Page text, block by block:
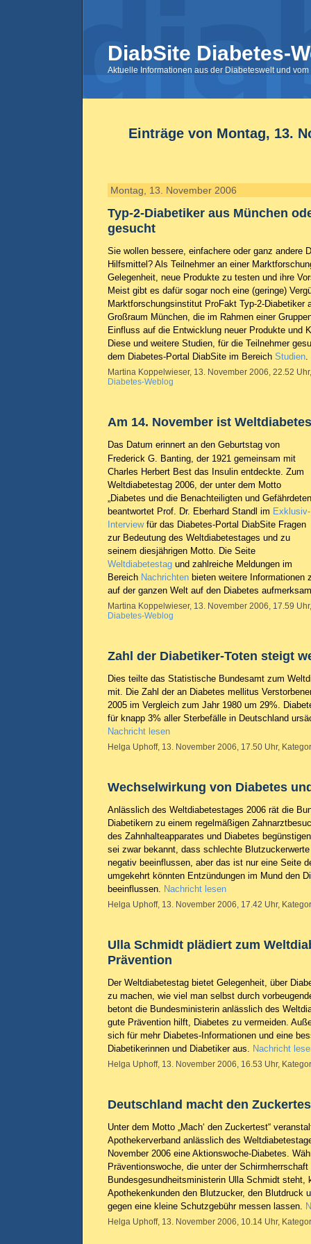
DiabSite Diabetes-
Aktuelle Informationen aus der Diabeteswelt und
Einträge von Montag, 13.
Montag, 13. November 2006
Typ-2-Diabetiker aus München
gesucht
Sie wollen bessere, einfachere oder ganz andere
Hilfsmittel? Als Teilnehmer an einer
Gelegenheit, neue Produkte zu testen und ihre
Meist gibt es dafür sogar noch eine (geringe)
Marktforschungsinstitut ProFakt Typ-2-Diabetiker
Großraum München, die im Rahmen einer
Einfluss auf die Entwicklung neuer Produkte und
Diese und weitere Studien, für die Teilnehmer
dem Diabetes-Portal DiabSite im Bereich Studien.
Martina Koppelwieser, 13. November 2006, 22.52
Diabetes-Weblog
Am 14. November ist
Das Datum erinnert an den Geburtstag von
Frederick G. Banting, der 1921 gemeinsam mit
Charles Herbert Best das Insulin entdeckte. Zum
Weltdiabetestag 2006, der unter dem Motto
„Diabetes und die Benachteiligten und
beantwortet Prof. Dr. Eberhard Standl im Exklusiv-
Interviewfür das Diabetes-Portal DiabSite Fragen
zur Bedeutung des Weltdiabetestages und zu
seinem diesjährigen Motto. Die Seite
Weltdiabetestag und zahlreiche Meldungen im
Bereich Nachrichten bieten weitere Informationen
auf der ganzen Welt auf den Diabetes
Martina Koppelwieser, 13. November 2006, 17.59
Diabetes-Weblog
Zahl der Diabetiker-Toten steigt
Dies teilte das Statistische Bundesamt zum
mit. Die Zahl der an Diabetes mellitus
2005 im Vergleich zum Jahr 1980 um 29%.
für knapp 3% aller Sterbefälle in Deutschland
Nachricht lesen
Helga Uphoff, 13. November 2006, 17.50 Uhr,
Wechselwirkung von Diabetes
Anlässlich des Weltdiabetestages 2006 rät die
Diabetikern zu einem regelmäßigen
des Zahnhalteapparates und Diabetes
sei zwar bekannt, dass schlechte
negativ beeinflussen, aber das ist nur eine Seite
umgekehrt könnten Entzündungen im Mund den
beeinflussen. Nachricht lesen
Helga Uphoff, 13. November 2006, 17.42 Uhr,
Ulla Schmidt plädiert zum
Prävention
Der Weltdiabetestag bietet Gelegenheit, über
zu machen, wie viel man selbst durch
betont die Bundesministerin anlässlich des
gute Prävention hilft, Diabetes zu vermeiden.
sich für mehr Diabetes-Informationen und eine
Diabetikerinnen und Diabetiker aus. Nachricht
Helga Uphoff, 13. November 2006, 16.53 Uhr,
Deutschland macht den
Unter dem Motto „Mach‘ den Zuckertest“
Apothekerverband anlässlich des
November 2006 eine Aktionswoche-Diabetes.
Präventionswoche, die unter der Schirmherrschaft
Bundesgesundheitsministerin Ulla Schmidt steht,
Apothekenkunden den Blutzucker, den Blutdruck
gegen eine kleine Schutzgebühr messen lassen.
Helga Uphoff, 13. November 2006, 10.14 Uhr,